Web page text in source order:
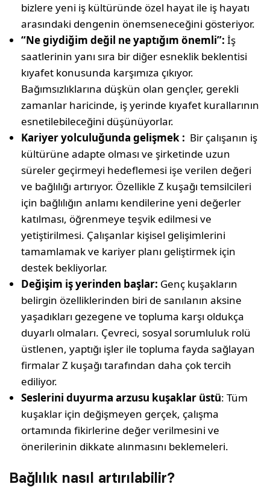
bizlere yeni iş kültüründe özel hayat ile iş hayatı
arasındaki dengenin önemseneceğini gösteriyor.
“Ne giydiğim değil ne yaptığım önemli”: İş
saatlerinin yanı sıra bir diğer esneklik beklentisi
kıyafet konusunda karşımıza çıkıyor.
Bağımsızlıklarına düşkün olan gençler, gerekli
zamanlar haricinde, iş yerinde kıyafet kurallarının
esnetilebileceğini düşünüyorlar.
Kariyer yolculuğunda gelişmek : Bir çalışanın iş
kültürüne adapte olması ve şirketinde uzun
süreler geçirmeyi hedeflemesi işe verilen değeri
ve bağlılığı artırıyor. Özellikle Z kuşağı temsilcileri
için bağlılığın anlamı kendilerine yeni değerler
katılması, öğrenmeye teşvik edilmesi ve
yetiştirilmesi. Çalışanlar kişisel gelişimlerini
tamamlamak ve kariyer planı geliştirmek için
destek bekliyorlar.
Değişim iş yerinden başlar: Genç kuşakların
belirgin özelliklerinden biri de sanılanın aksine
yaşadıkları gezegene ve topluma karşı oldukça
duyarlı olmaları. Çevreci, sosyal sorumluluk rolü
üstlenen, yaptığı işler ile topluma fayda sağlayan
firmalar Z kuşağı tarafından daha çok tercih
ediliyor.
Seslerini duyurma arzusu kuşaklar üstü: Tüm
kuşaklar için değişmeyen gerçek, çalışma
ortamında fikirlerine değer verilmesini ve
önerilerinin dikkate alınmasını beklemeleri.
Bağlılık nasıl artırılabilir?